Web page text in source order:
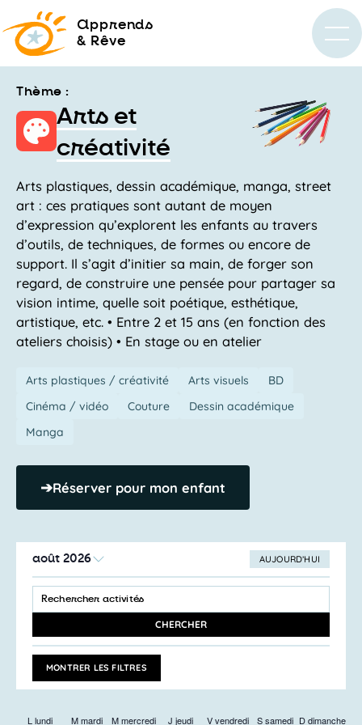
apprends
& Rêve
Thème :
Arts et
créativité
Arts plastiques, dessin académique, manga, street
art : ces pratiques sont autant de moyen
d’expression qu’explorent les enfants au travers
d’outils, de techniques, de formes ou encore de
support. Il s’agit d’initier sa main, de forger son
regard, de construire une pensée pour partager sa
vision intime, quelle soit poétique, esthétique,
artistique, etc. • Entre 2 et 15 ans (en fonction des
ateliers choisis) • En stage ou en atelier
Arts plastiques / créativité Arts visuels
BD
Cinéma / vidéo
Couture
Dessin académique
Manga
➔Réserver pour mon enfant
AUJOURD’HUI
août 2026
UNE
DATE.
Recherche
et
de
vues
Activités
SAISIR
MOT-
ACTIVITÉS
MOT-
CLÉ.
CHERCHER
MONTRER LES FILTRES
L lundi Mmardi Mmercredi Jjeudi Vvendredi Ssamedi Ddimanche